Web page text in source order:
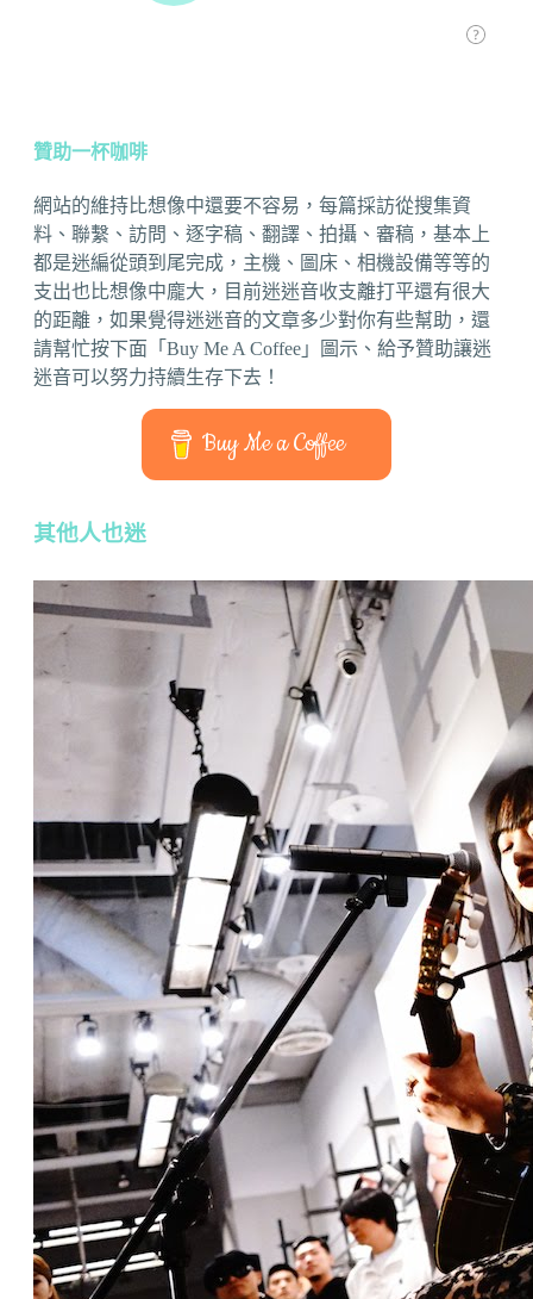
贊助一杯咖啡
網站的維持比想像中還要不容易，每篇採訪從搜集資
料、聯繫、訪問、逐字稿、翻譯、拍攝、審稿，基本上
都是迷編從頭到尾完成，主機、圖床、相機設備等等的
支出也比想像中龐大，目前迷迷音收支離打平還有很大
的距離，如果覺得迷迷音的文章多少對你有些幫助，還
請幫忙按下面「Buy Me A Coffee」圖示、給予贊助讓迷
迷音可以努力持續生存下去！
Buy Me a Coffee
其他人也迷